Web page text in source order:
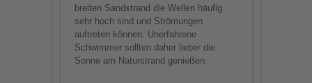
breiten Sandstrand die Wellen häufig
sehr hoch sind und Strömungen
auftreten können. Unerfahrene
Schwimmer sollten daher lieber die
Sonne am Naturstrand genießen.